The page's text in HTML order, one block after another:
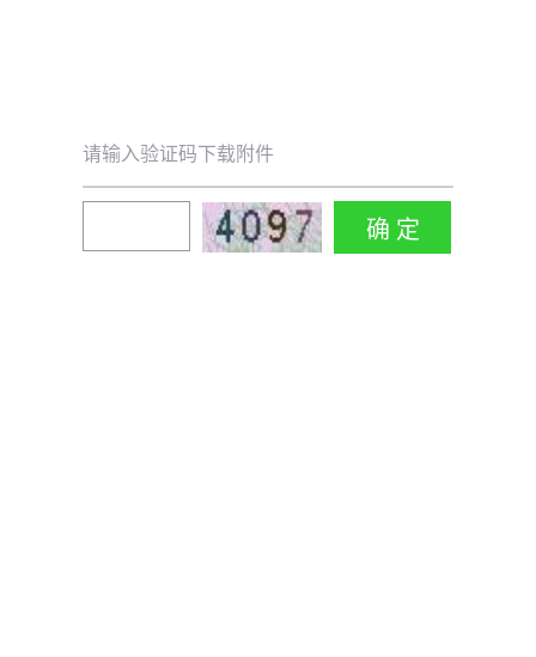
请输入验证码下载附件